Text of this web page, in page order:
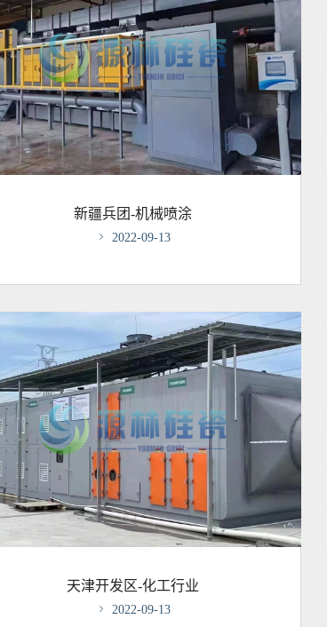
新疆兵团-机械喷涂
 2022-09-13
天津开发区-化工行业
 2022-09-13